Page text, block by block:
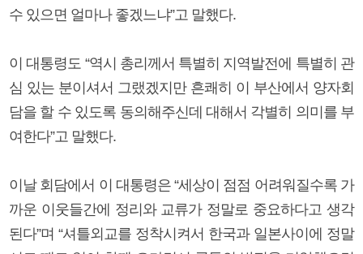
수 있으면 얼마나 좋겠느냐”고 말했다.
이 대통령도 “역시 총리께서 특별히 지역발전에 특별히 관
심 있는 분이셔서 그랬겠지만 흔쾌히 이 부산에서 양자회
담을 할 수 있도록 동의해주신데 대해서 각별히 의미를 부
여한다”고 말했다.
이날 회담에서 이 대통령은 “세상이 점점 어려워질수록 가
까운 이웃들간에 정리와 교류가 정말로 중요하다고 생각
된다”며 “셔틀외교를 정착시켜서 한국과 일본사이에 정말